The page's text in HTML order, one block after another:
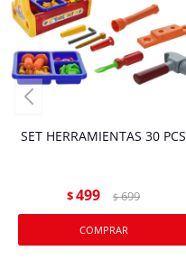
SET HERRAMIENTAS 30 PCS
$499 $ 699